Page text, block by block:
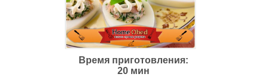
Время приготовления:
20 мин